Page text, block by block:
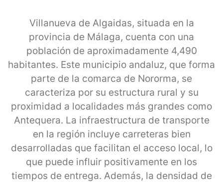
Villanueva de Algaidas, situada en la
provincia de Málaga, cuenta con una
población de aproximadamente 4,490
habitantes. Este municipio andaluz, que forma
parte de la comarca de Nororma, se
caracteriza por su estructura rural y su
proximidad a localidades más grandes como
Antequera. La infraestructura de transporte
en la región incluye carreteras bien
desarrolladas que facilitan el acceso local, lo
que puede influir positivamente en los
tiempos de entrega. Además, la densidad de